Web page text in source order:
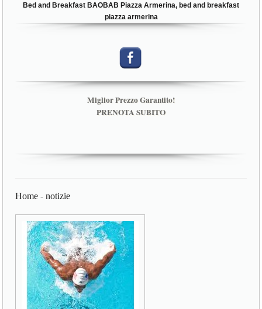
Bed and Breakfast BAOBAB Piazza Armerina, bed and breakfast
piazza armerina
Miglior Prezzo Garantito!
PRENOTA SUBITO
Home -notizie